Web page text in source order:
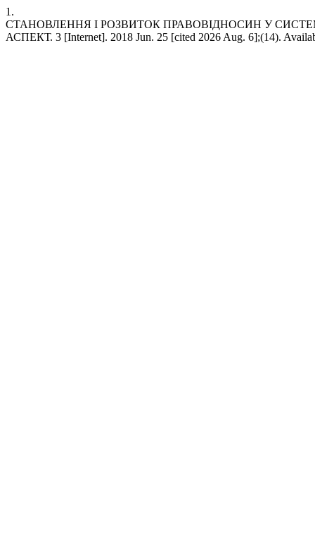
1.
СТАНОВЛЕННЯ І РОЗВИТОК ПРАВОВІДНОСИН У
АСПЕКТ. 3 [Internet]. 2018 Jun. 25 [cited 2026 Aug. 6];(14).